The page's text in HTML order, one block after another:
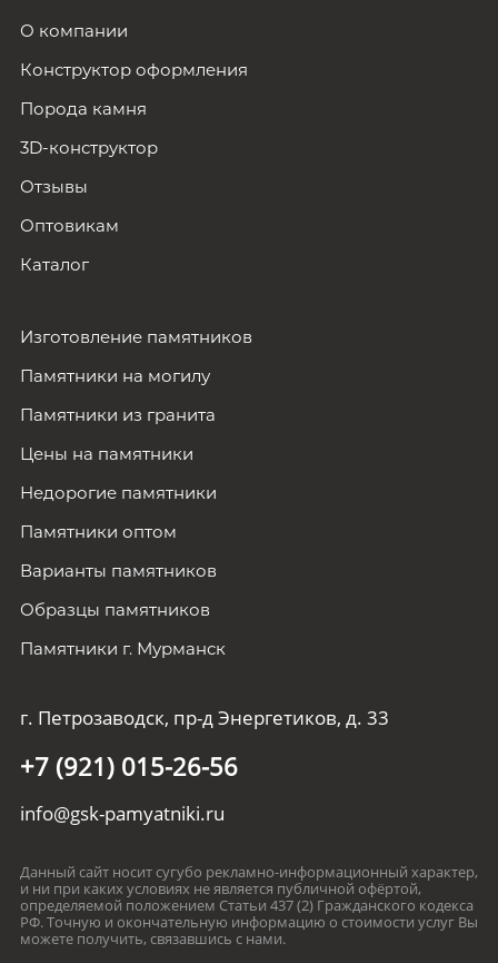
О компании
Конструктор оформления
Порода камня
3D-конструктор
Отзывы
Оптовикам
Каталог
Изготовление памятников
Памятники на могилу
Памятники из гранита
Цены на памятники
Недорогие памятники
Памятники оптом
Варианты памятников
Образцы памятников
Памятники г. Мурманск
г. Петрозаводск, пр-д Энергетиков, д. 33
+7 (921) 015-26-56
info@gsk-pamyatniki.ru
Данный сайт носит сугубо рекламно-информационный характер,
и ни при каких условиях не является публичной офёртой,
определяемой положением Статьи 437 (2) Гражданского кодекса
РФ. Точную и окончательную информацию о стоимости услуг Вы
можете получить, связавшись с нами.